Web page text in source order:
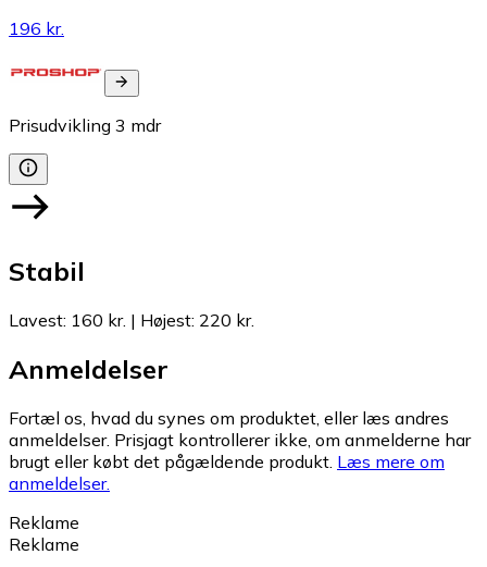
196 kr.
Prisudvikling 3 mdr
Stabil
Lavest: 160 kr. | Højest: 220 kr.
Anmeldelser
Fortæl os, hvad du synes om produktet, eller læs andres
anmeldelser. Prisjagt kontrollerer ikke, om anmelderne har
brugt eller købt det pågældende produkt. Læs mere om
anmeldelser.
Reklame
Reklame